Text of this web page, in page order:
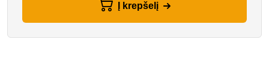
Į krepšelį